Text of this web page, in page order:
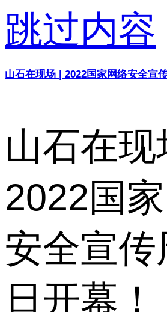
跳过内容
山石在现场 | 2022国家网络安全宣
山石在现
2022国
安全宣传
日开幕